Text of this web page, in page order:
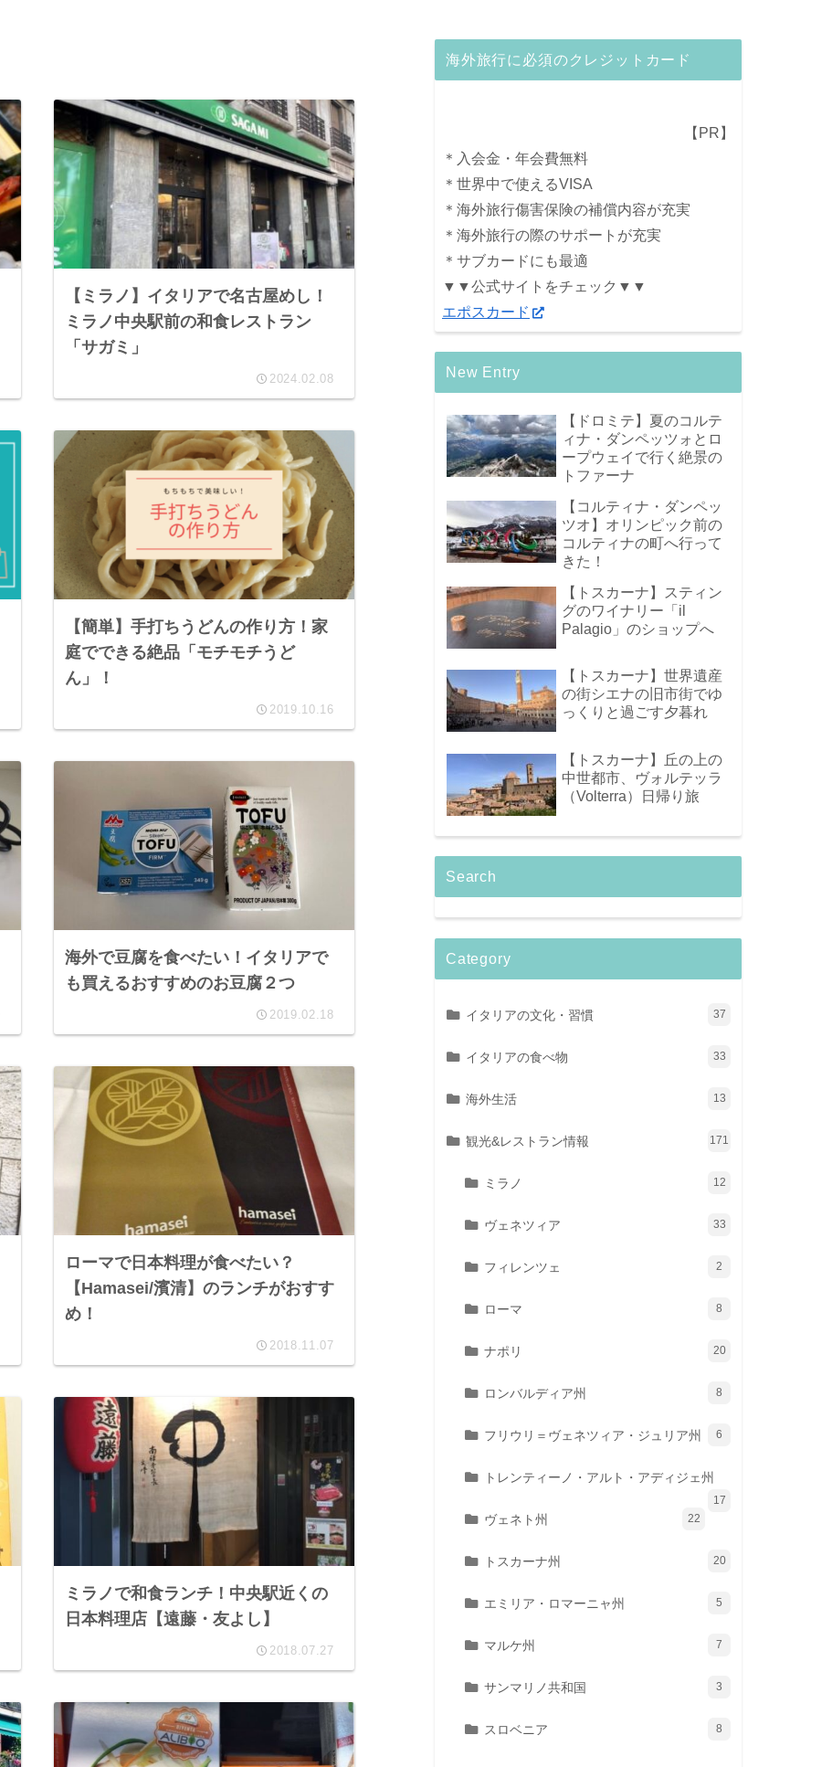
【ミラノ】イタリアで名古屋めし！
ミラノ中央駅前の和食レストラン
「サガミ」
2024.02.08
【簡単】手打ちうどんの作り方！家
庭でできる絶品「モチモチうど
ん」！
2019.10.16
海外で豆腐を食べたい！イタリアで
も買えるおすすめのお豆腐２つ
2019.02.18
ローマで日本料理が食べたい？
【Hamasei/濱清】のランチがおすす
め！
2018.11.07
ミラノで和食ランチ！中央駅近くの
日本料理店【遠藤・友よし】
2018.07.27
海外旅行に必須のクレジットカード
【PR】
＊入会金・年会費無料
＊世界中で使えるVISA
＊海外旅行傷害保険の補償内容が充実
＊海外旅行の際のサポートが充実
＊サブカードにも最適
▼▼公式サイトをチェック▼▼
エポスカード
New Entry
【ドロミテ】夏のコルテ
ィナ・ダンペッツォとロ
ープウェイで行く絶景の
トファーナ
【コルティナ・ダンペッ
ツオ】オリンピック前の
コルティナの町へ行って
きた！
【トスカーナ】スティン
グのワイナリー「il
Palagio」のショップへ
【トスカーナ】世界遺産
の街シエナの旧市街でゆ
っくりと過ごす夕暮れ
【トスカーナ】丘の上の
中世都市、ヴォルテッラ
（Volterra）日帰り旅
Search
Category
イタリアの文化・習慣 37
イタリアの食べ物 33
海外生活 13
観光&レストラン情報 171
ミラノ 12
ヴェネツィア 33
フィレンツェ 2
ローマ 8
ナポリ 20
ロンバルディア州 8
フリウリ＝ヴェネツィア・ジュリア州 6
トレンティーノ・アルト・アディジェ州
17
ヴェネト州 22
トスカーナ州 20
エミリア・ロマーニャ州 5
マルケ州 7
サンマリノ共和国 3
スロベニア 8